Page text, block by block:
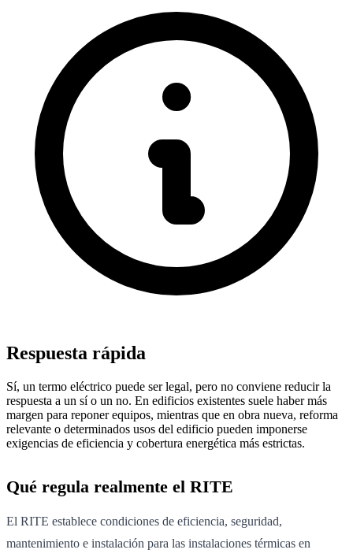
Respuesta rápida
Sí, un termo eléctrico puede ser legal, pero no conviene reducir la
respuesta a un sí o un no. En edificios existentes suele haber más
margen para reponer equipos, mientras que en obra nueva, reforma
relevante o determinados usos del edificio pueden imponerse
exigencias de eficiencia y cobertura energética más estrictas.
Qué regula realmente el RITE
El RITE establece condiciones de eficiencia, seguridad,
mantenimiento e instalación para las instalaciones térmicas en